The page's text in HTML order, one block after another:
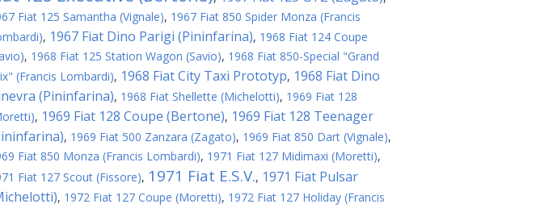
Fiat 125 Samantha (Vignale), 1967 Fiat 850 Spider Monza (Francis
, 1967 Fiat Dino Parigi (Pininfarina), 1968 Fiat 124 Coupe
, 1968 Fiat 125 Station Wagon (Savio), 1968 Fiat 850-Special "Grand
(Francis Lombardi), 1968 Fiat City Taxi Prototyp, 1968 Fiat Dino
(Pininfarina), 1968 Fiat Shellette (Michelotti), 1969 Fiat 128
, 1969 Fiat 128 Coupe (Bertone), 1969 Fiat 128 Teenager
, 1969 Fiat 500 Zanzara (Zagato), 1969 Fiat 850 Dart (Vignale),
Fiat 850 Monza (Francis Lombardi), 1971 Fiat 127 Midimaxi (Moretti),
Fiat 127 Scout (Fissore), 1971 Fiat E.S.V., 1971 Fiat Pulsar
, 1972 Fiat 127 Coupe (Moretti), 1972 Fiat 127 Holiday (Francis